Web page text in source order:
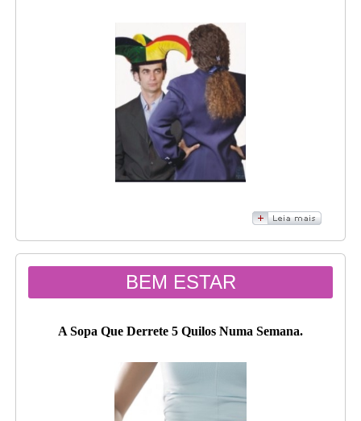
BEM ESTAR
A Sopa Que Derrete 5 Quilos Numa Semana.